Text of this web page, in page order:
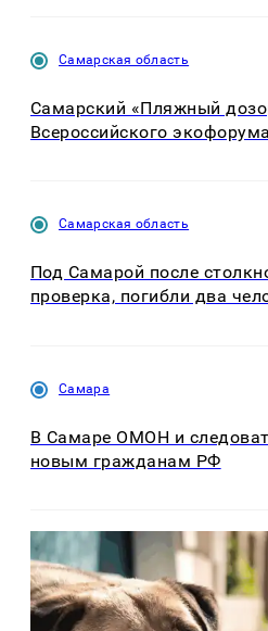
Самарская область
Самарский «Пляжный
Всероссийского экофорума
Самарская область
Под Самарой после
проверка, погибли два
Самара
В Самаре ОМОН и
новым гражданам РФ